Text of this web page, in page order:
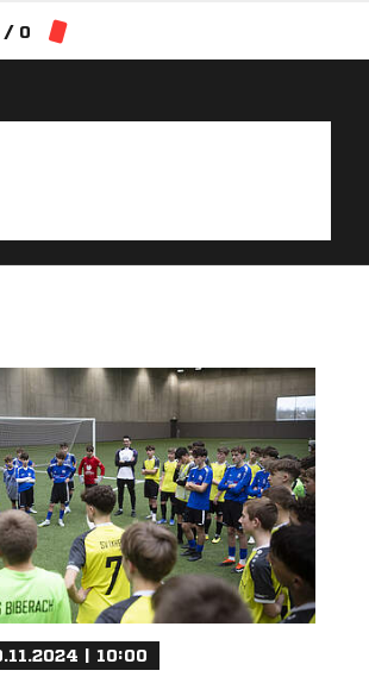
/ 0
| 10:00